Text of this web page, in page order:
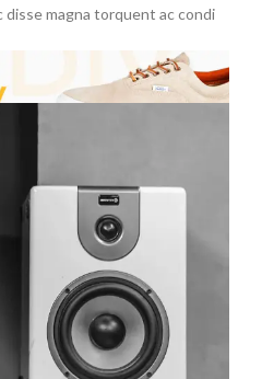
disse magna torquent ac condi